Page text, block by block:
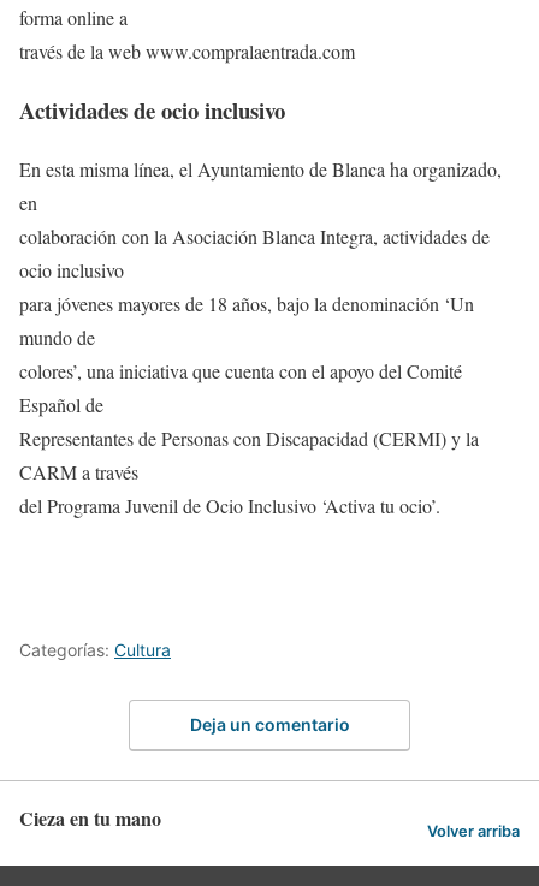
forma online a
través de la web www.compralaentrada.com
Actividades de ocio inclusivo
En esta misma línea, el Ayuntamiento de Blanca ha organizado,
en
colaboración con la Asociación Blanca Integra, actividades de
ocio inclusivo
para jóvenes mayores de 18 años, bajo la denominación ‘Un
mundo de
colores’, una iniciativa que cuenta con el apoyo del Comité
Español de
Representantes de Personas con Discapacidad (CERMI) y la
CARM a través
del Programa Juvenil de Ocio Inclusivo ‘Activa tu ocio’.
Categorías: Cultura
Deja un comentario
Cieza en tu mano Volver arriba